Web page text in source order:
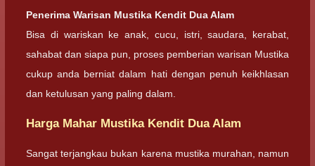
Penerima Warisan Mustika Kendit Dua Alam
Bisa di wariskan ke anak, cucu, istri, saudara, kerabat,
sahabat dan siapa pun, proses pemberian warisan Mustika
cukup anda berniat dalam hati dengan penuh keikhlasan
dan ketulusan yang paling dalam.
Harga Mahar Mustika Kendit Dua Alam
Sangat terjangkau bukan karena mustika murahan, namun